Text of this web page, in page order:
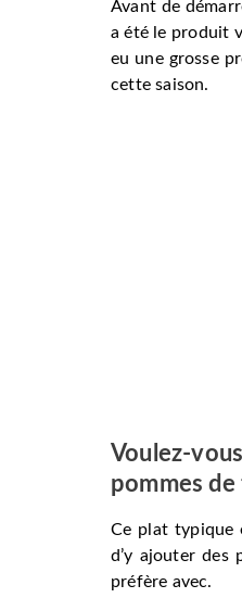
Avant de
a été le produit
eu une grosse
cette saison.
Voulez-
pommes
Ce plat typique
d’y ajouter des
préfère avec.